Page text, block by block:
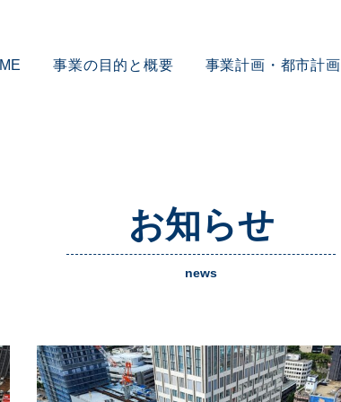
事業の目的と概要 事業計画・都市計画
お知らせ